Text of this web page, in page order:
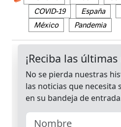
COVID-19
España
México
Pandemia